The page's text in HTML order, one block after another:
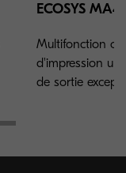
ECOSYS
Multifonction
d'impression
de sortie